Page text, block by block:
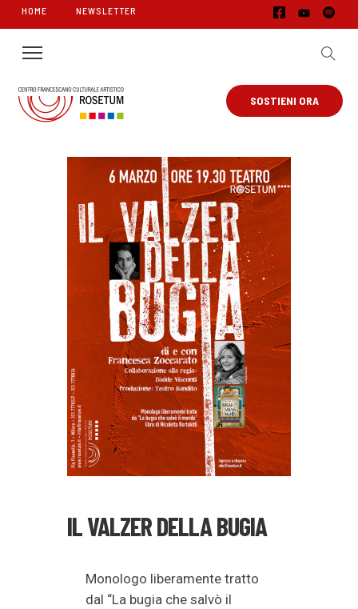
HOME NEWSLETTER
SOSTIENI ORA
IL VALZER DELLA BUGIA
Monologo liberamente tratto
dal “La bugia che salvò il